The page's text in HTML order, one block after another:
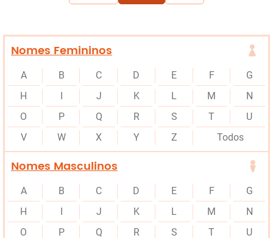
Nomes Femininos
A B C D E F
G
H
J K L M
N
O
P Q R S T
U
V
W X Y Z Todos
Nomes Masculinos
A B C D E F
G
H
J K L M
N
O
P Q R S T
U